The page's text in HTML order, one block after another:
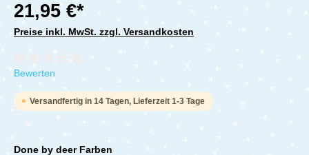
21,95 €*
Preise inkl. MwSt. zzgl. Versandkosten
Durchschnittliche Bewertung von 0 von 5 Sternen
Bewerten
Versandfertig in 14 Tagen, Lieferzeit 1-3 Tage
Done by deer Farben